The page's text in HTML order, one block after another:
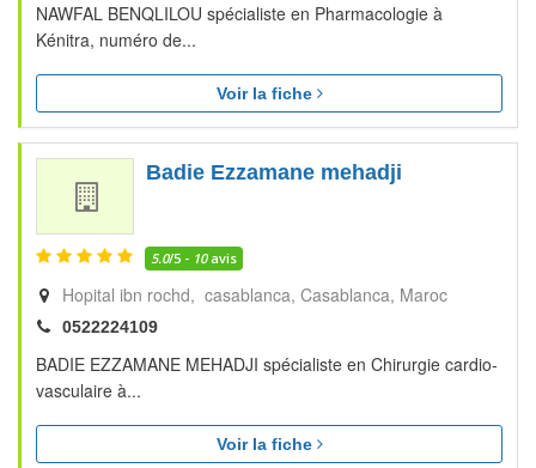
NAWFAL BENQLILOU spécialiste en Pharmacologie à
Kénitra, numéro de...
Voir la fiche
Badie Ezzamane mehadji
5.0/5 - 10avis
Hopital ibn rochd, casablanca Casablanca Maroc
0522224109
BADIE EZZAMANE MEHADJI spécialiste en Chirurgie cardio-
vasculaire à...
Voir la fiche